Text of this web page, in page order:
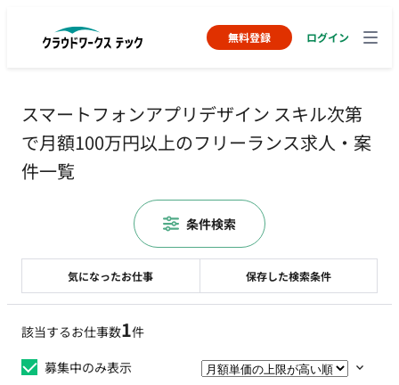
無料登録 ログイン
スマートフォンアプリデザイン スキル次第
で月額100万円以上のフリーランス求人・案
件一覧
該当するお仕事数1件
募集中のみ表示
気になったお仕事 保存した検索条件
条件検索